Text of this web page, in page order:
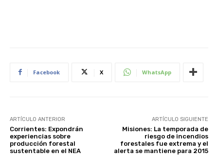
Facebook X WhatsApp
ARTÍCULO ANTERIOR
Corrientes: Expondrán
experiencias sobre
producción forestal
sustentable en el NEA
ARTÍCULO SIGUIENTE
Misiones: La temporada de
riesgo de incendios
forestales fue extrema y el
alerta se mantiene para 2015